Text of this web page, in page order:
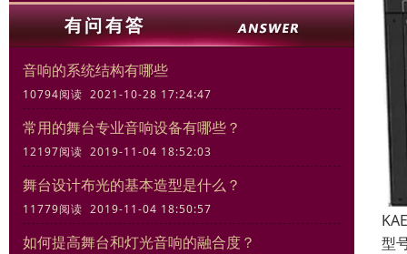
音响的系统结构有哪些
10794阅读 2021-10-28 17:24:47
常用的舞台专业音响设备有哪些？
12197阅读 2019-11-04 18:52:03
舞台设计布光的基本造型是什么？
11779阅读 2019-11-04 18:50:57
如何提高舞台和灯光音响的融合度？
型